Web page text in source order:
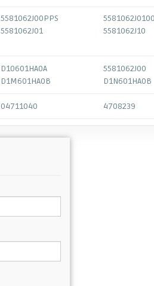
5581062J00PPS
5581062J01 5581062J10
D10601HA0A 5581062J00
D1M601HA0B D1N601HA0B
04711040 4708239